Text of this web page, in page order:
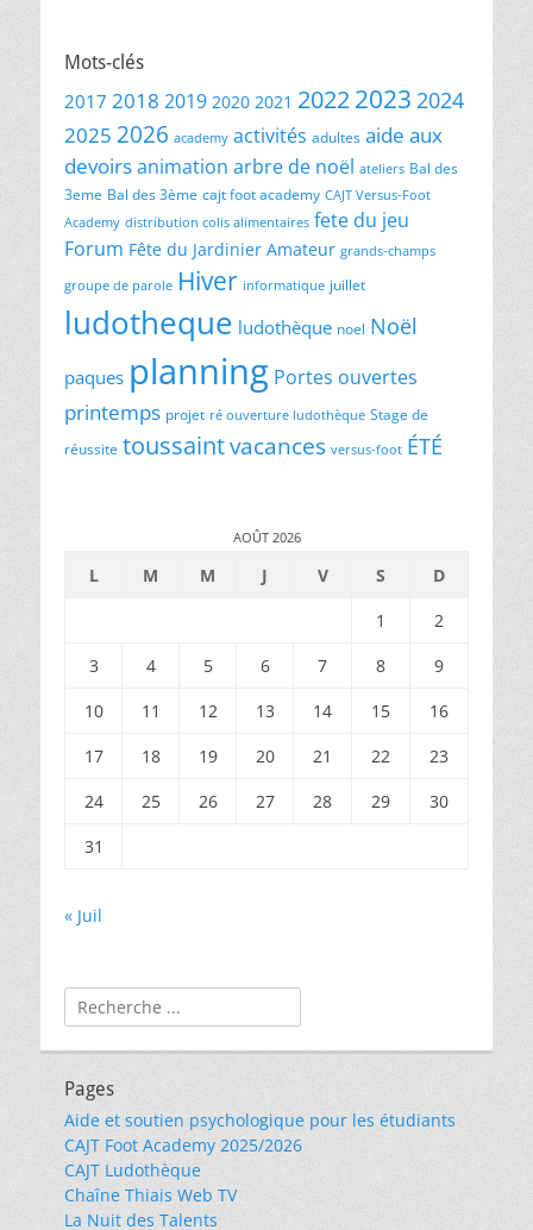
Mots-clés
2017 2018 2019 2020 2021 20222023 2024
2025 2026 academy activités adultes aide aux
devoirsanimation arbre de noël ateliers Bal des
3eme Bal des 3ème cajt foot academy CAJT Versus-Foot
Academy distribution colis alimentaires fete du jeu
Forum Fête du Jardinier Amateur grands-champs
groupe de parole Hiver informatique juillet
ludotheque ludothèque noel Noël
paques planning Portes ouvertes
printemps projet ré ouverture ludothèque Stage de
réussite toussaintvacances versus-foot ÉTÉ
AOÛT 2026
L M M J V S
D
1
2
3
4 5 6 7 8
9
10
11 12 13 14 15
16
17
18 19 20 21 22
23
24
25 26 27 28 29
30
31
« Juil
Rechercher :
Pages
Aide et soutien psychologique pour les étudiants
CAJT Foot Academy 2025/2026
CAJT Ludothèque
Chaîne Thiais Web TV
La Nuit des Talents